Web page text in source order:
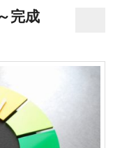
完成